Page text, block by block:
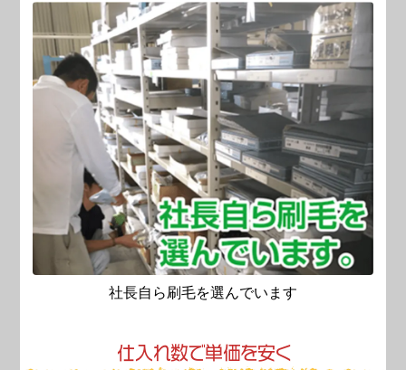
社長自ら刷毛を選んでいます
仕 入 れ数で単価を安く